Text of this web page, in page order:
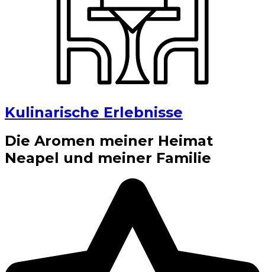
Kulinarische Erlebnisse
Die Aromen meiner Heimat
Neapel und meiner Familie